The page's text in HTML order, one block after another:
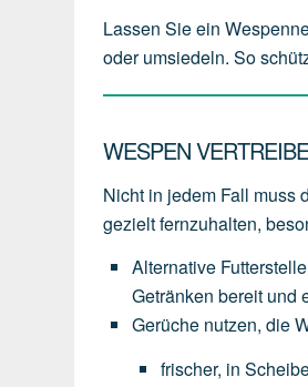
Lassen Sie ein
oder umsiedeln. So
WESPEN
Nicht in jedem Fall muss
gezielt fernzuhalten,
Alternative
Getränken bereit und
Gerüche nutzen, die
frischer, in